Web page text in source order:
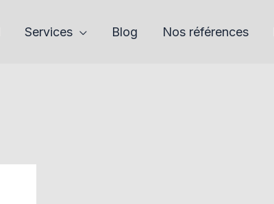
Services Blog Nos références